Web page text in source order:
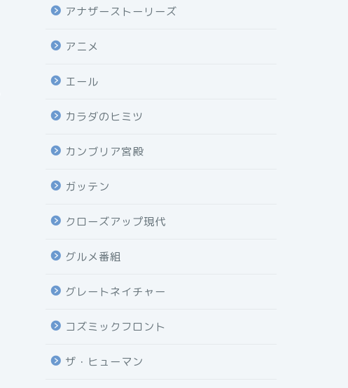
アナザーストーリーズ
アニメ
エール
カラダのヒミツ
カンブリア宮殿
ガッテン
クローズアップ現代
グルメ番組
グレートネイチャー
コズミックフロント
ザ・ヒューマン